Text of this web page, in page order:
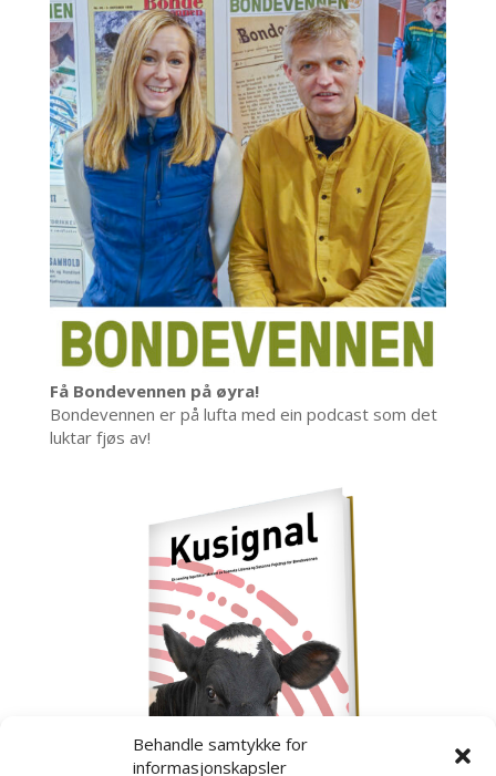
Behandle samtykke for
informasjonskapsler
Få Bondevennen på øyra!
Bondevennen er på lufta med ein podcast som det
luktar fjøs av!